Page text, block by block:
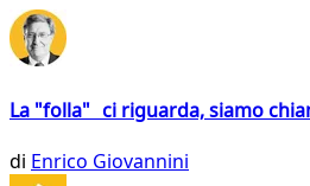
La "folla" ci riguarda, siamo
di Enrico Giovannini